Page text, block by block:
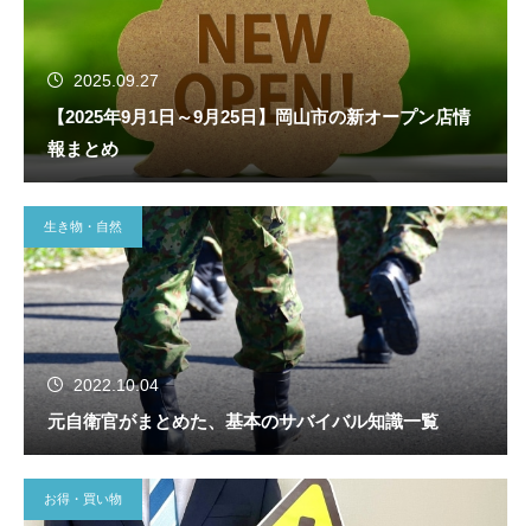
2025.09.27
【2025年9月1日～9月25日】岡山市の新オープン店情
報まとめ
生き物・自然
2022.10.04
元自衛官がまとめた、基本のサバイバル知識一覧
お得・買い物